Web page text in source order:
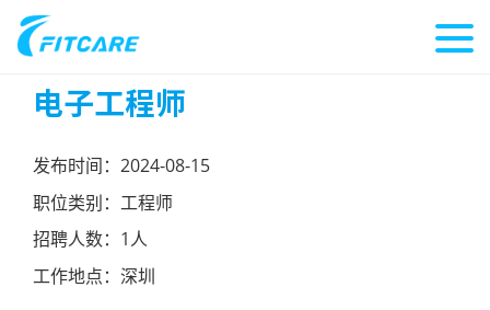
电子工程师
发布时间： 2024-08-15
职位类别：工程师
招聘人数：1人
工作地点：深圳